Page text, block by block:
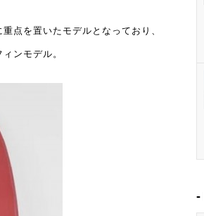
点を置いたモデルとなっており、
ンモデル。